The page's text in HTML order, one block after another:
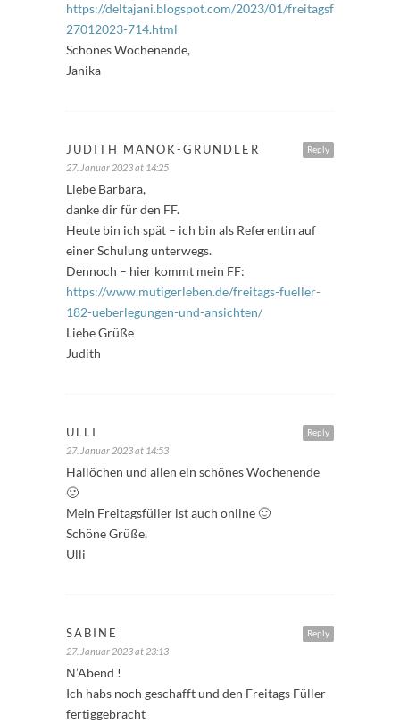
https://deltajani.blogspot.com/2023/01/freitagsfuller-
27012023-714.html
Schönes Wochenende,
Janika
Reply
JUDITH MANOK-GRUNDLER
27. Januar 2023 at 14:25
Liebe Barbara,
danke dir für den FF.
Heute bin ich spät – ich bin als Referentin auf
einer Schulung unterwegs.
Dennoch – hier kommt mein FF:
https://www.mutigerleben.de/freitags-fueller-
182-ueberlegungen-und-ansichten/
Liebe Grüße
Judith
Reply
ULLI
27. Januar 2023 at 14:53
Hallöchen und allen ein schönes Wochenende
🙂
Mein Freitagsfüller ist auch online 🙂
Schöne Grüße,
Ulli
Reply
SABINE
27. Januar 2023 at 23:13
N’Abend !
Ich habs noch geschafft und den Freitags Füller
fertiggebracht